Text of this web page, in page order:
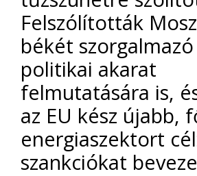
Felszólították
békét
politikai akarat
felmutatására is,
az EU kész újabb,
energiaszektort
szankciókat